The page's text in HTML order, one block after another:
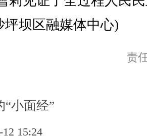
坪坝区融媒体中心)
责
小面经”
15:24